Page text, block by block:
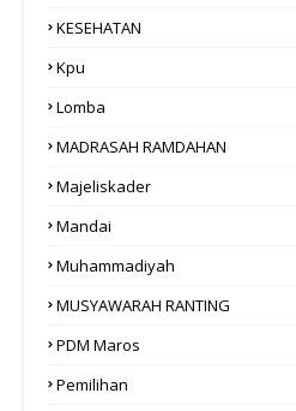
KESEHATAN
Kpu
Lomba
MADRASAH RAMDAHAN
Majeliskader
Mandai
Muhammadiyah
MUSYAWARAH RANTING
PDM Maros
Pemilihan